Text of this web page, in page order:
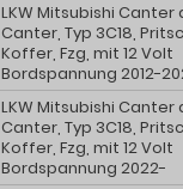
LKW Mitsubishi Canter
Canter, Typ 3C18,
Koffer, Fzg, mit 12 Volt
Bordspannung 2012-
LKW Mitsubishi Canter
Canter, Typ 3C18,
Koffer, Fzg, mit 12 Volt
Bordspannung 2022-